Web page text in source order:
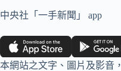
中央社「一手新聞」 app
本網站之文字、圖片及影音